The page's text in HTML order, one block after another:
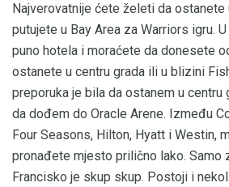
Najverovatnije ćete želeti da ostanete
putujete u Bay Area za Warriors igru.
puno hotela i moraćete da donesete
ostanete u centru grada ili u blizini
preporuka je bila da ostanem u centru
da dođem do Oracle Arene. Između
Four Seasons, Hilton, Hyatt i Westin,
pronađete mjesto prilično lako. Samo
Francisko je skup skup. Postoji i